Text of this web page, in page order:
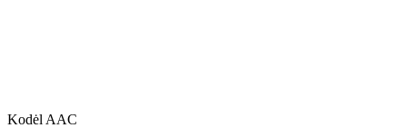
Visos paslaugos →
Kodėl AAC